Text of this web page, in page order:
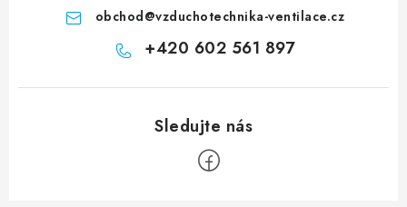
obchod@vzduchotechnika-ventilace.cz
+420 602 561 897